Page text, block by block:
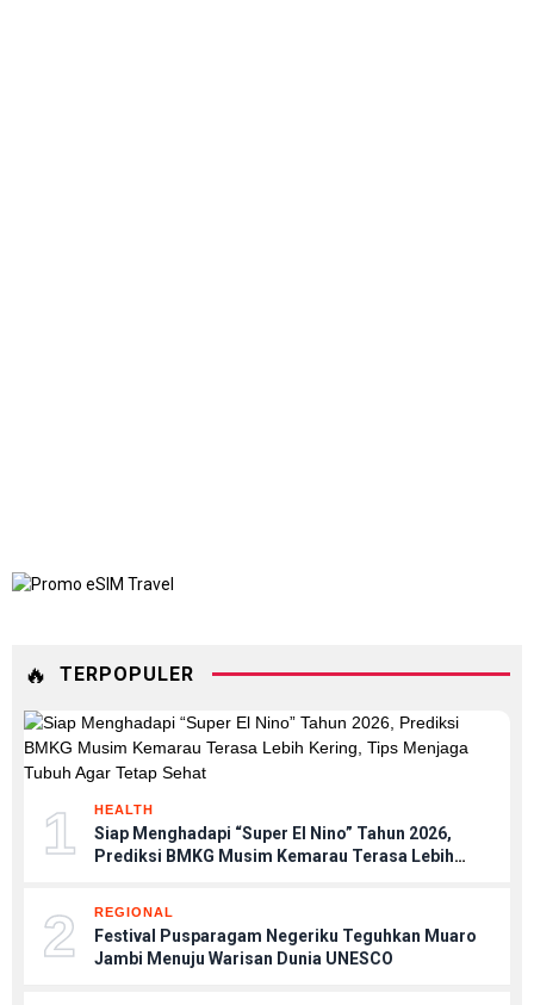
🔥 TERPOPULER
1 HEALTH
Siap Menghadapi “Super El Nino” Tahun 2026,
Prediksi BMKG Musim Kemarau Terasa Lebih
2 REGIONAL
Festival Pusparagam Negeriku Teguhkan Muaro
Jambi Menuju Warisan Dunia UNESCO